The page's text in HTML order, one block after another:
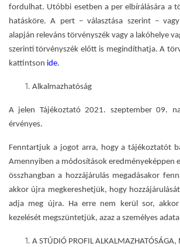
fordulhat. Utóbbi esetben a per elbírálására a
hatásköre. A pert – választása szerint –
alapján releváns törvényszék vagy a lakóhelye
szerinti törvényszék előtt is megindíthatja. A
kattintson ide.
Alkalmazhatóság
A jelen Tájékoztató 2021. szeptember 09.
érvényes.
Fenntartjuk a jogot arra, hogy a tájékoztatót
Amennyiben a módosítások eredményeképpen
összhangban a hozzájárulás megadásakor
akkor újra megkereshetjük, hogy
adja meg újra. Ha erre nem kerül sor, akkor
kezelését megszüntetjük, azaz a személyes
A STÚDIÓ PROFIL ALKALMAZHATÓSÁGA,